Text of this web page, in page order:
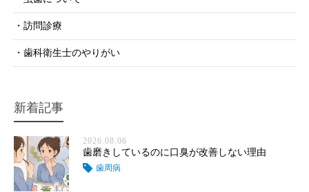
訪問診療
歯科衛生士のやりがい
新着記事
2026.08.06
歯磨きしているのに口臭が改善しない理由
歯周病